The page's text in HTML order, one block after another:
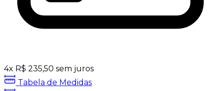
4x R$ 235,50 sem juros
Tabela de Medidas